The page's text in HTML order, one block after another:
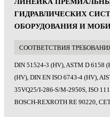
ГИДРАВЛИЧЕСКИХ
ОБОРУДОВАНИЯ И
CООТВЕТСТВИЯ
DIN 51524-3 (HV), ASTM D 6158
(HV), DIN EN ISO 6743-4 (HV),
35VQ25/I-286-S/M-2950S, ISO
BOSCH-REXROTH RE 90220,